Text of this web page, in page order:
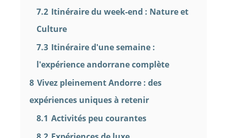
7.2 Itinéraire du week-end : Nature et
Culture
7.3 Itinéraire d'une semaine :
l'expérience andorrane complète
8 Vivez pleinement Andorre : des
expériences uniques à retenir
8.1 Activités peu courantes